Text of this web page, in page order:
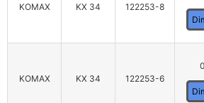
KOMAX KX 34
122253-8
KOMAX KX 34 122253-6